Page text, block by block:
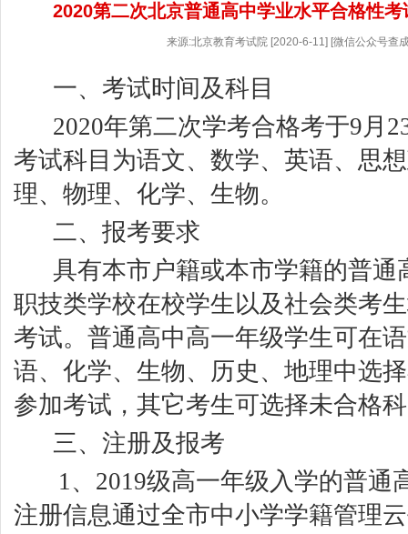
2020第二次北京普通高中学业水平合格性
来源:北京教育考试院 [2020-6-11] [微信公众号查
一、考试时间及科目
2020年第二次学考合格考于9月
考试科目为语文、数学、英语、思
理、物理、化学、生物。
二、报考要求
具有本市户籍或本市学籍的普通
职技类学校在校学生以及社会类考
考试。普通高中高一年级学生可在
语、化学、生物、历史、地理中选
参加考试，其它考生可选择未合格
三、注册及报考
1、2019级高一年级入学的普通
注册信息通过全市中小学学籍管理